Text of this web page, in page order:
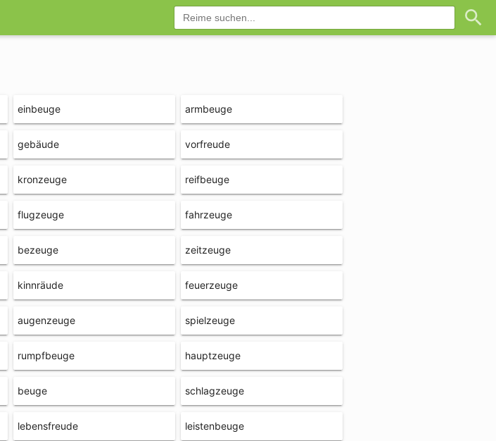
einbeuge armbeuge
gebäude vorfreude
kronzeuge reifbeuge
flugzeuge fahrzeuge
bezeuge zeitzeuge
kinnräude feuerzeuge
augenzeuge spielzeuge
rumpfbeuge hauptzeuge
beuge schlagzeuge
lebensfreude leistenbeuge